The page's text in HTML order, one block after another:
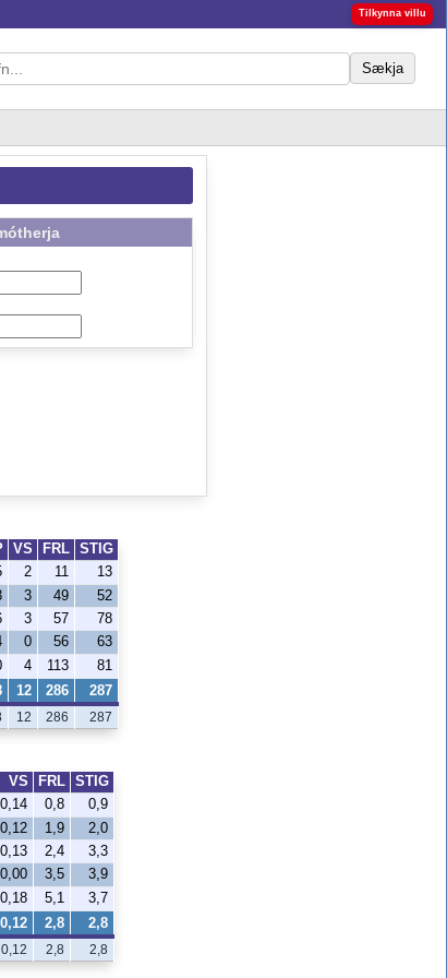
Tilkynna villu
Sækja
VS FRL
STIG
2 11
13
3 49
52
3 57
78
0 56
63
4 113 81
12 286 287
12 286 287
VS FRL
STIG
0,14 0,8
0,9
0,12 1,9
2,0
0,13 2,4
3,3
0,00 3,5
3,9
0,18 5,1 3,7
0,12 2,8 2,8
0,12 2,8 2,8